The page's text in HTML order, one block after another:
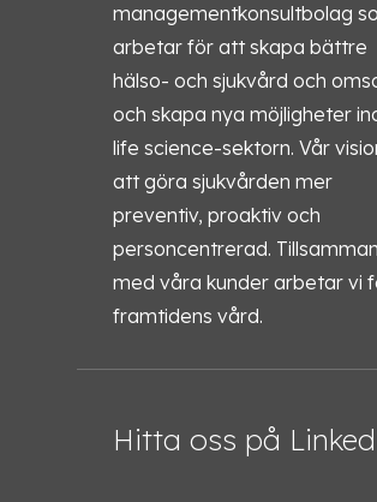
managementkonsultbolag
arbetar för att skapa bättre
hälso- och sjukvård och
och skapa nya möjligheter
life science-sektorn. Vår
att göra sjukvården mer
preventiv, proaktiv och
personcentrerad.
med våra kunder arbetar vi
framtidens vård.
Hitta oss på